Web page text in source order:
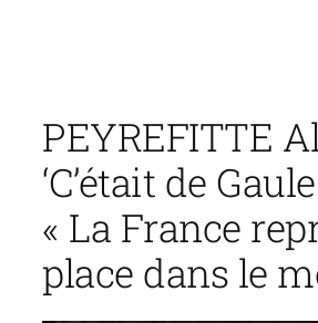
PEYREFITTE
‘C’était de
« La France
place dans le